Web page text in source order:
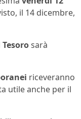
il 14 dicembre,
sarà
riceveranno
utile anche per il